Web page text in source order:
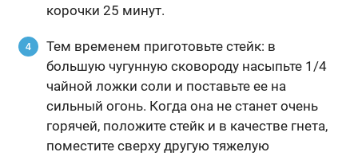
корочки 25 минут.
Тем временем приготовьте стейк: в
большую чугунную сковороду насыпьте 1/4
чайной ложки соли и поставьте ее на
сильный огонь. Когда она не станет очень
горячей, положите стейк и в качестве гнета,
поместите сверху другую тяжелую